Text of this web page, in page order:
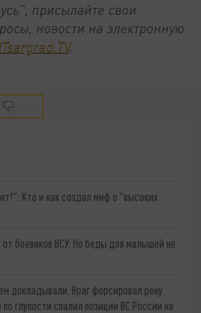
присылайте свои
новости на электронную
.
Кто и как создал миф о "высоких
боевиков ВСУ. Но беды для малышей не
докладывали. Враг форсировал реку.
глупости спалил позиции ВС России на